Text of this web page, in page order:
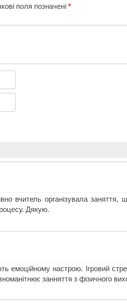
поля позначені *
вчитель організувала заняття,
Дякую.
емоційному настрою. Ігровий
занняття з фізичного